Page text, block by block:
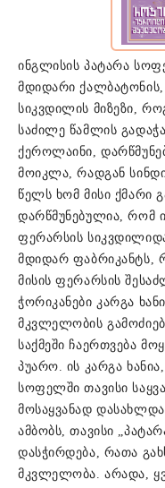
ინგლისის პატარა
მდიდარი ქალბატონის,
სიკვდილის მიზეზი,
საძილე წამლის
ქეროლაინი,
მოიკლა, რადგან
წელს ხომ მისი ქმარი
დარწმუნებულია, რომ
ფერარსის
მდიდარ ფაბრიკანტს,
მისის ფერარსის
ჭორიკანები კარგა
მკვლელობის
საქმეში ჩაერთვება
პუარო. ის კარგა
სოფელში თავისი
მოსაყვანად
ამბობს, თავისი
დასჭირდება, რათა
მკვლელობა. არადა,